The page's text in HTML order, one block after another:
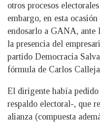
otros procesos
embargo, en esta
endosarlo a GANA, ante
la presencia del
partido Democracia
fórmula de Carlos
El dirigente había
respaldo electoral-, que
alianza (compuesta